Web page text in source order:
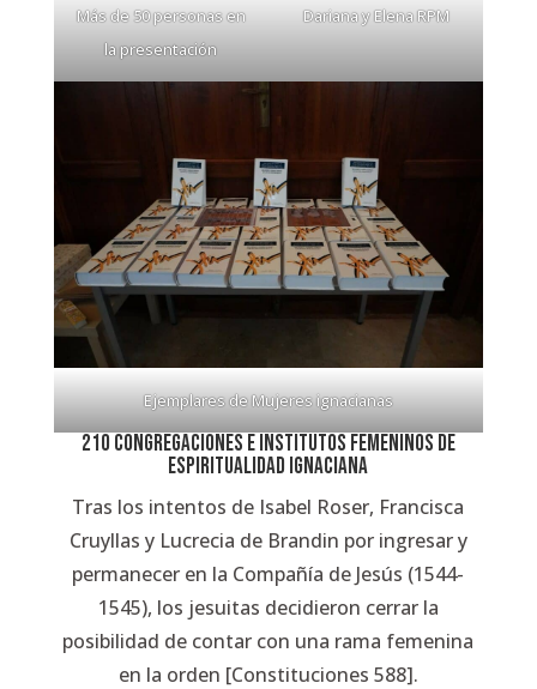
Más de 50 personas en
la presentación
Dariana y Elena RPM
Ejemplares de Mujeres ignacianas
210 congregaciones e institutos femeninos de
espiritualidad ignaciana
Tras los intentos de Isabel Roser, Francisca
Cruyllas y Lucrecia de Brandin por ingresar y
permanecer en la Compañía de Jesús (1544-
1545), los jesuitas decidieron cerrar la
posibilidad de contar con una rama femenina
en la orden [Constituciones 588].